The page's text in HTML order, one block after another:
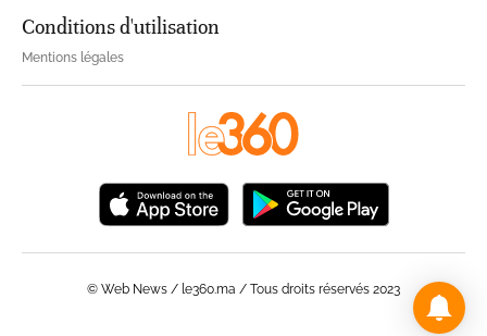
Conditions d'utilisation
Mentions légales
© Web News / le360.ma / Tous droits réservés 2023